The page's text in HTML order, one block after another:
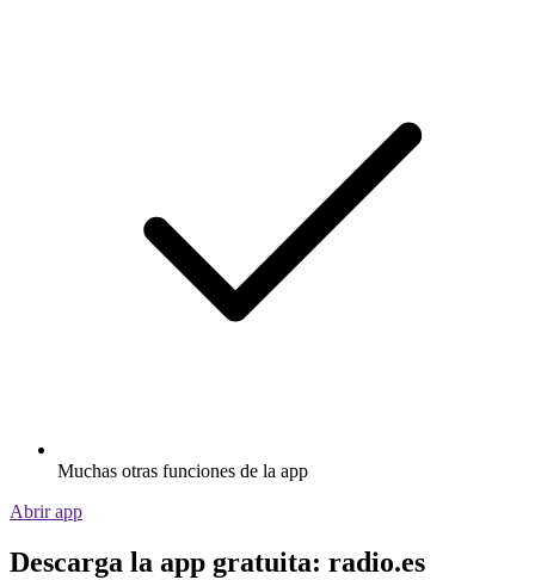
Muchas otras funciones de la app
Abrir app
Descarga la app gratuita: radio.es